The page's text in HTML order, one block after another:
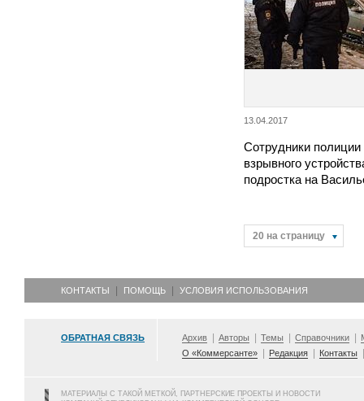
13.04.2017
Сотрудники
взрывного
подростка на
20 на страницу
КОНТАКТЫ ПОМОЩЬ УСЛОВИЯ ИСПОЛЬЗОВАНИЯ
ОБРАТНАЯ СВЯЗЬ Архив Авторы Темы Справочники
О «Коммерсанте»
Редакция Контакты
МАТЕРИАЛЫ С ТАКОЙ МЕТКОЙ, ПАРТНЕРСКИЕ ПРОЕКТЫ И НОВОСТИ